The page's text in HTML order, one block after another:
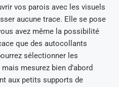
vos parois avec les visuels
aucune trace. Elle se pose
avez même la possibilité
que des autocollants
sélectionner les
mesurez bien d’abord
aux petits supports de